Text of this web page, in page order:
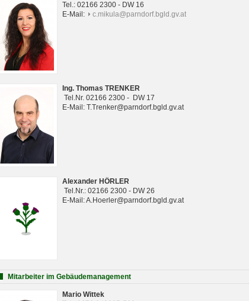
Tel.: 02166 2300 - DW 16
E-Mail:
c.mikula@parndorf.bgld.gv.at
Ing. Thomas TRENKER
Tel.Nr. 02166 2300 - DW 17
E-Mail: T.Trenker@parndorf.bgld.gv.at
Alexander HÖRLER
Tel.Nr.: 02166 2300 - DW 26
E-Mail: A.Hoerler@parndorf.bgld.gv.at
Mitarbeiter im Gebäudemanagement
Mario Wittek